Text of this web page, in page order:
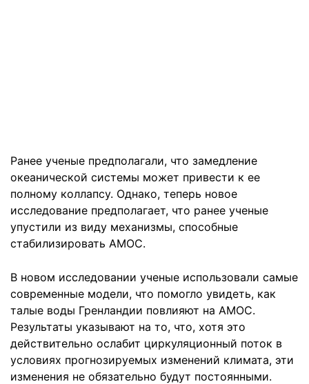
Ранее ученые предполагали, что замедление
океанической системы может привести к ее
полному коллапсу. Однако, теперь новое
исследование предполагает, что ранее ученые
упустили из виду механизмы, способные
стабилизировать AMOC.
В новом исследовании ученые использовали самые
современные модели, что помогло увидеть, как
талые воды Гренландии повлияют на AMOC.
Результаты указывают на то, что, хотя это
действительно ослабит циркуляционный поток в
условиях прогнозируемых изменений климата, эти
изменения не обязательно будут постоянными.